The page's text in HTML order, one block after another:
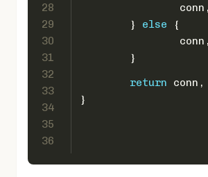
28
29
30
31
32
33
34
35
36
	}
else {
	}
return
}